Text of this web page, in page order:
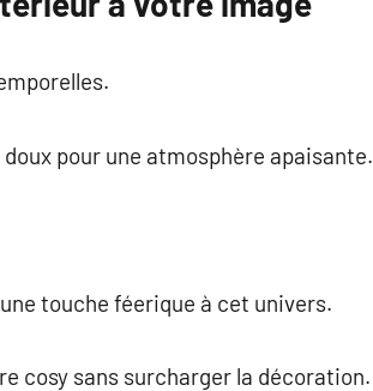
pour une atmosphère apaisante.
touche féerique à cet univers.
cosy sans surcharger la décoration.